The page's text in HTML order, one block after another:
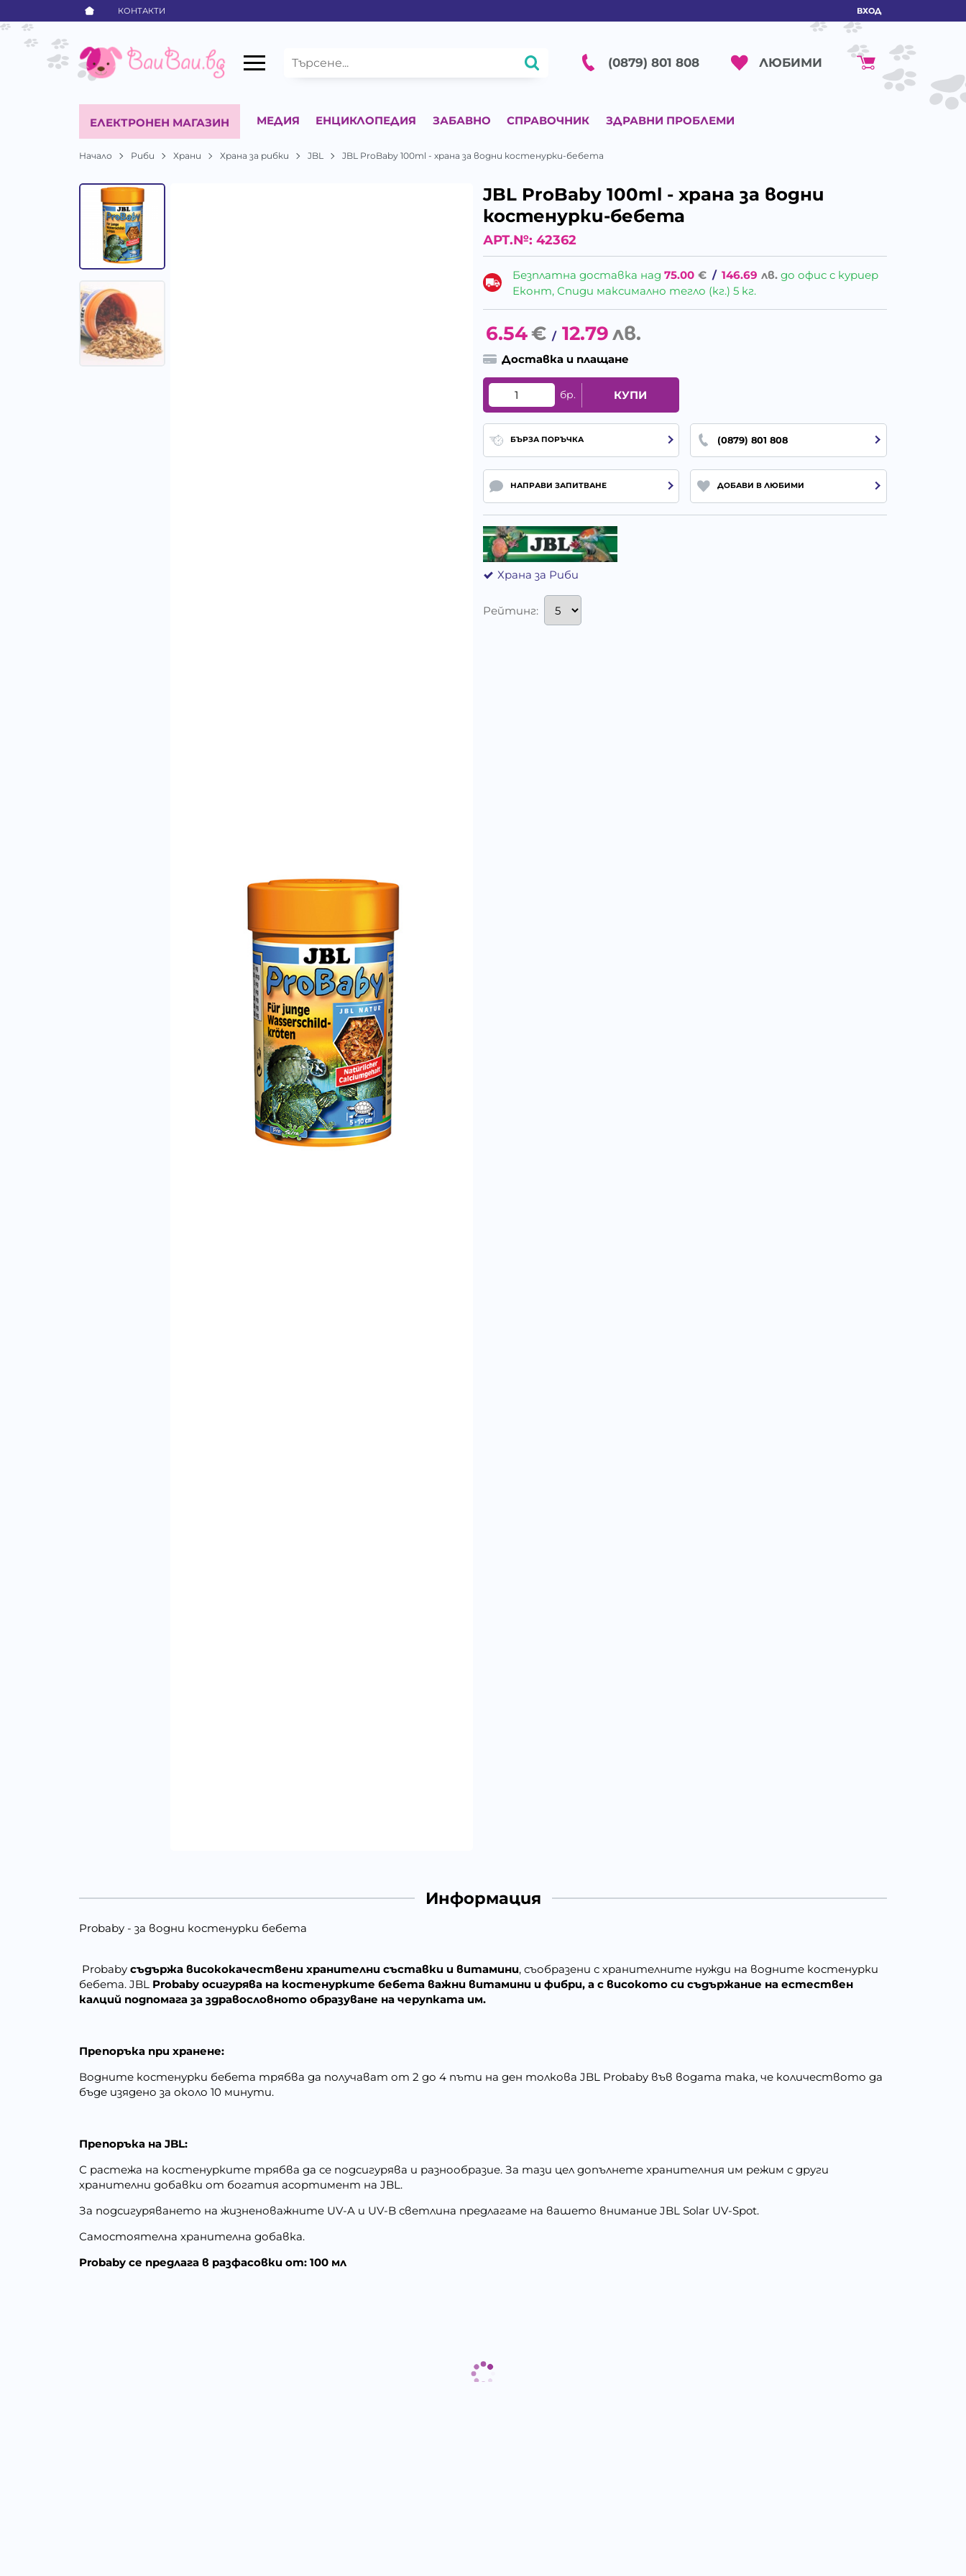
КОНТАКТИ ВХОД
(0879) 801 808 ЛЮБИМИ
ЕЛЕКТРОНЕН МАГАЗИН МЕДИЯ ЕНЦИКЛОПЕДИЯ ЗАБАВНО СПРАВОЧНИК ЗДРАВНИ ПРОБЛЕМИ
Начало Риби Храни Храна за рибки JBL JBL ProBaby 100ml - храна за водни костенурки-бебета
JBL ProBaby 100ml - храна за водни
костенурки-бебета
АРТ.№: 42362
Безплатна доставка над75.00 € / 146.69 лв. до офис с куриер
Еконт, Спиди максимално тегло (кг.) 5 кг.
6.54€ / 12.79лв.
Доставка и плащане
бр. КУПИ
БЪРЗА ПОРЪЧКА (0879) 801 808
НАПРАВИ ЗАПИТВАНЕ ДОБАВИ В ЛЮБИМИ
Храна за Риби
Рейтинг:
Информация
Probaby - за водни костенурки бебета
Probaby съдържа висококачествени хранителни съставки и витамини, съобразени с хранителните нужди на водните костенурки
бебета. JBL Probaby осигурява на костенурките бебета важни витамини и фибри, а с високото си съдържание на естествен
калций подпомага за здравословното образуване на черупката им.
Препоръка при хранене:
Водните костенурки бебета трябва да получават от 2 до 4 пъти на ден толкова JBL Probaby във водата така, че количеството да
бъде изядено за около 10 минути.
Препоръка на JBL:
С растежа на костенурките трябва да се подсигурява и разнообразие. За тази цел допълнете хранителния им режим с други
хранителни добавки от богатия асортимент на JBL.
За подсигуряването на жизненоважните UV-A и UV-B светлина предлагаме на вашето внимание JBL Solar UV-Spot.
Самостоятелна хранителна добавка.
Probaby се предлага в разфасовки от: 100 мл